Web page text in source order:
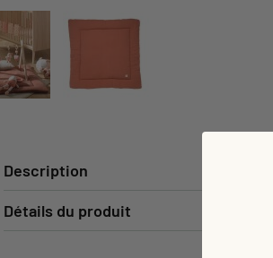
Description
Détails du produit